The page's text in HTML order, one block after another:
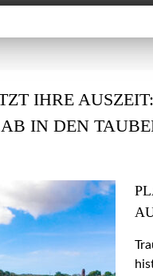
IHRE
IN DEN